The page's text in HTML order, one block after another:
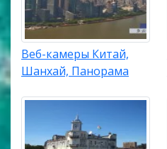
Веб-камеры Китай,
Шанхай, Панорама